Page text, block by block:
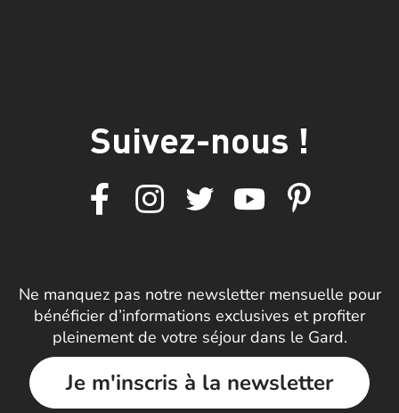
Suivez-nous !
Ne manquez pas notre newsletter mensuelle pour
bénéficier d’informations exclusives et profiter
pleinement de votre séjour dans le Gard.
Je m'inscris à la newsletter